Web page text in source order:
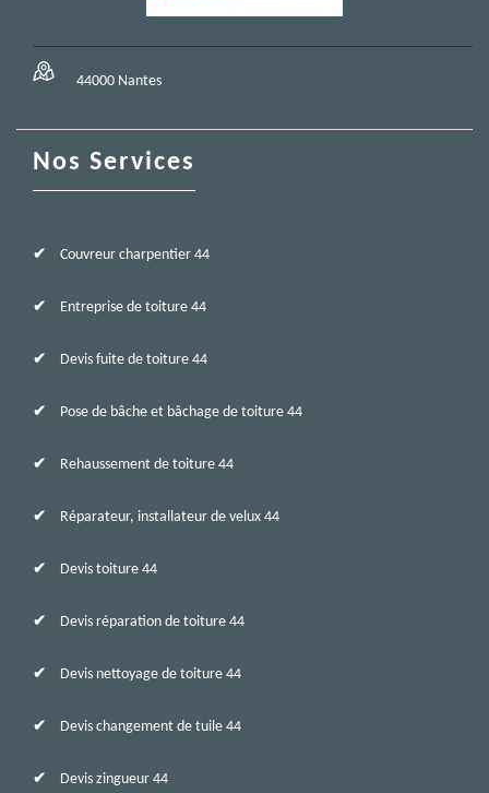
44000 Nantes
Nos Services
Couvreur charpentier 44
Entreprise de toiture 44
Devis fuite de toiture 44
Pose de bâche et bâchage de toiture 44
Rehaussement de toiture 44
Réparateur, installateur de velux 44
Devis toiture 44
Devis réparation de toiture 44
Devis nettoyage de toiture 44
Devis changement de tuile 44
Devis zingueur 44